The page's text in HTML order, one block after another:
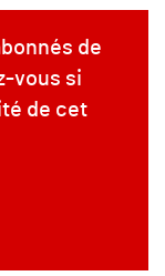
de
vous si
de cet